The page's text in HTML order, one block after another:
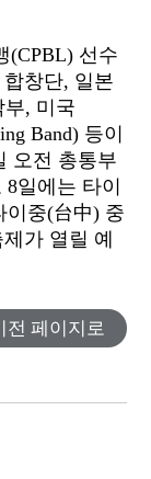
(CPBL) 선수
창단, 일본
, 미국
Band) 등이
오전 총통부
일에는 타이
이중(台中) 중
가 열릴 예
전 페이지로